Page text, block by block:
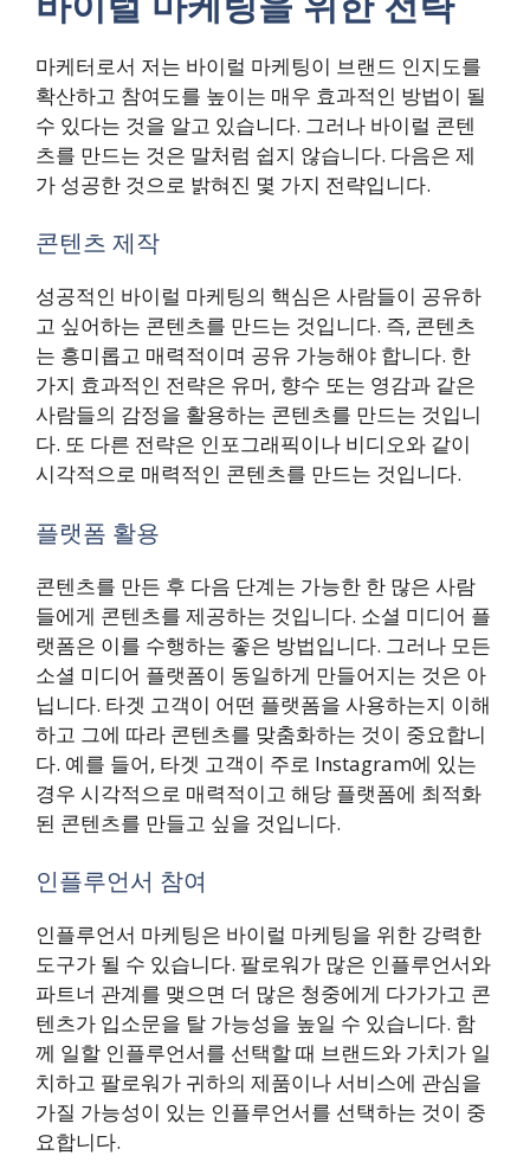
마케터로서 저는 바이럴 마케팅이 브랜드 인지도를
확산하고 참여도를 높이는 매우 효과적인 방법이 될
수 있다는 것을 알고 있습니다. 그러나 바이럴 콘텐
츠를 만드는 것은 말처럼 쉽지 않습니다. 다음은 제
가 성공한 것으로 밝혀진 몇 가지 전략입니다.
콘텐츠 제작
성공적인 바이럴 마케팅의 핵심은 사람들이 공유하
고 싶어하는 콘텐츠를 만드는 것입니다. 즉, 콘텐츠
는 흥미롭고 매력적이며 공유 가능해야 합니다. 한
가지 효과적인 전략은 유머, 향수 또는 영감과 같은
사람들의 감정을 활용하는 콘텐츠를 만드는 것입니
다. 또 다른 전략은 인포그래픽이나 비디오와 같이
시각적으로 매력적인 콘텐츠를 만드는 것입니다.
플랫폼 활용
콘텐츠를 만든 후 다음 단계는 가능한 한 많은 사람
들에게 콘텐츠를 제공하는 것입니다. 소셜 미디어 플
랫폼은 이를 수행하는 좋은 방법입니다. 그러나 모든
소셜 미디어 플랫폼이 동일하게 만들어지는 것은 아
닙니다. 타겟 고객이 어떤 플랫폼을 사용하는지 이해
하고 그에 따라 콘텐츠를 맞춤화하는 것이 중요합니
다. 예를 들어, 타겟 고객이 주로 Instagram에 있는
경우 시각적으로 매력적이고 해당 플랫폼에 최적화
된 콘텐츠를 만들고 싶을 것입니다.
인플루언서 참여
인플루언서 마케팅은 바이럴 마케팅을 위한 강력한
도구가 될 수 있습니다. 팔로워가 많은 인플루언서와
파트너 관계를 맺으면 더 많은 청중에게 다가가고 콘
텐츠가 입소문을 탈 가능성을 높일 수 있습니다. 함
께 일할 인플루언서를 선택할 때 브랜드와 가치가 일
치하고 팔로워가 귀하의 제품이나 서비스에 관심을
가질 가능성이 있는 인플루언서를 선택하는 것이 중
요합니다.